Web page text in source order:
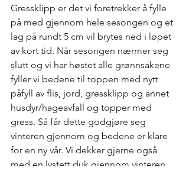
Gressklipp er det vi foretrekker å fylle
på med gjennom hele sesongen og et
lag på rundt 5 cm vil brytes ned i løpet
av kort tid. Når sesongen nærmer seg
slutt og vi har høstet alle grønnsakene
fyller vi bedene til toppen med nytt
påfyll av flis, jord, gressklipp og annet
husdyr/hageavfall og topper med
gress. Så får dette godgjøre seg
vinteren gjennom og bedene er klare
for en ny vår. Vi dekker gjerne også
med en lystett duk gjennom vinteren